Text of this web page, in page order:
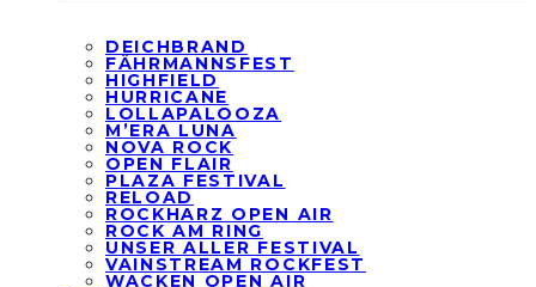
DEICHBRAND
FÄHRMANNSFEST
HIGHFIELD
HURRICANE
LOLLAPALOOZA
M’ERA LUNA
NOVA ROCK
OPEN FLAIR
PLAZA FESTIVAL
RELOAD
ROCKHARZ OPEN AIR
ROCK AM RING
UNSER ALLER FESTIVAL
VAINSTREAM ROCKFEST
WACKEN OPEN AIR